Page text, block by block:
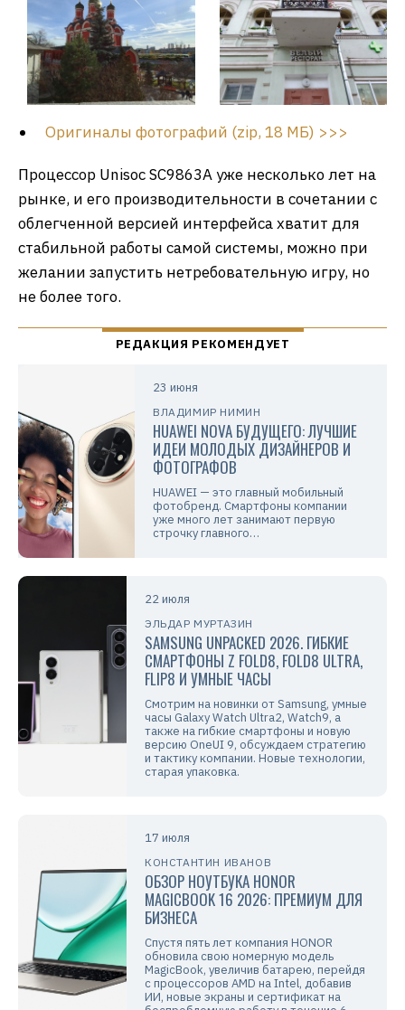
Оригиналы фотографий (zip, 18 МБ) >>>
Процессор Unisoc SC9863A уже несколько лет на
рынке, и его производительности в сочетании с
облегченной версией интерфейса хватит для
стабильной работы самой системы, можно при
желании запустить нетребовательную игру, но
не более того.
23 июня
ВЛАДИМИР НИМИН
HUAWEI NOVA БУДУЩЕГО: ЛУЧШИЕ
ИДЕИ МОЛОДЫХ ДИЗАЙНЕРОВ И
ФОТОГРАФОВ
HUAWEI — это главный мобильный
фотобренд. Смартфоны компании
уже много лет занимают первую
строчку главного…
22 июля
ЭЛЬДАР МУРТАЗИН
SAMSUNG UNPACKED 2026. ГИБКИЕ
СМАРТФОНЫ Z FOLD8, FOLD8 ULTRA,
FLIP8 И УМНЫЕ ЧАСЫ
Смотрим на новинки от Samsung, умные
часы Galaxy Watch Ultra2, Watch9, а
также на гибкие смартфоны и новую
версию OneUI 9, обсуждаем стратегию
и тактику компании. Новые технологии,
старая упаковка.
17 июля
КОНСТАНТИН ИВАНОВ
ОБЗОР НОУТБУКА HONOR
MAGICBOOK 16 2026: ПРЕМИУМ ДЛЯ
БИЗНЕСА
Спустя пять лет компания HONOR
обновила свою номерную модель
MagicBook, увеличив батарею, перейдя
с процессоров AMD на Intel, добавив
ИИ, новые экраны и сертификат на